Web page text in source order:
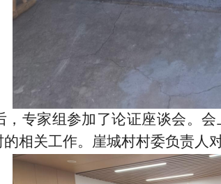
，专家组参加了论证座谈会。
相关工作。崖城村村委负责人